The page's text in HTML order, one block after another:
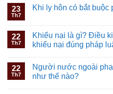
23
Th7
Khi ly hôn có bắt buộc
22
Th7
Khiếu nại là gì? Điều
khiếu nại đúng pháp
22
Th7
Người nước ngoài
như thế nào?